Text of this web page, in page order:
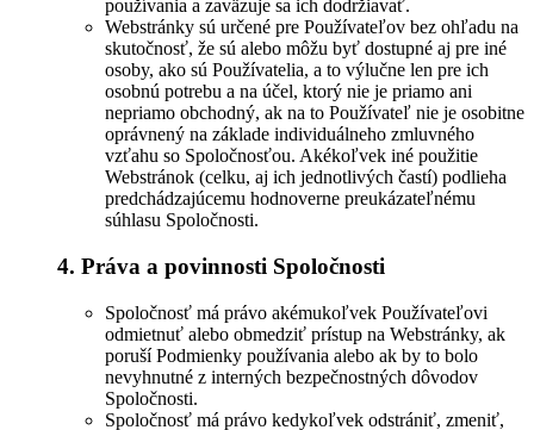
používania a zaväzuje sa ich dodržiavať.
Webstránky sú určené pre Používateľov bez ohľadu na
skutočnosť, že sú alebo môžu byť dostupné aj pre iné
osoby, ako sú Používatelia, a to výlučne len pre ich
osobnú potrebu a na účel, ktorý nie je priamo ani
nepriamo obchodný, ak na to Používateľ nie je osobitne
oprávnený na základe individuálneho zmluvného
vzťahu so Spoločnosťou. Akékoľvek iné použitie
Webstránok (celku, aj ich jednotlivých častí) podlieha
predchádzajúcemu hodnoverne preukázateľnému
súhlasu Spoločnosti.
4. Práva a povinnosti Spoločnosti
Spoločnosť má právo akémukoľvek Používateľovi
odmietnuť alebo obmedziť prístup na Webstránky, ak
poruší Podmienky používania alebo ak by to bolo
nevyhnutné z interných bezpečnostných dôvodov
Spoločnosti.
Spoločnosť má právo kedykoľvek odstrániť, zmeniť,